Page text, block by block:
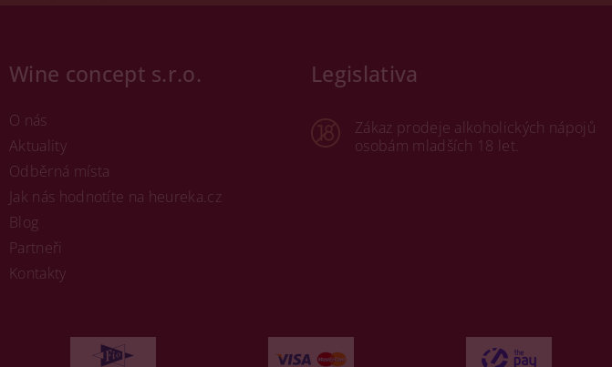
Wine concept s.r.o.
O nás
Aktuality
Odběrná místa
Jak nás hodnotíte na heureka.cz
Blog
Partneři
Kontakty
Legislativa
Zákaz prodeje alkoholických nápojů
osobám mladších 18 let.